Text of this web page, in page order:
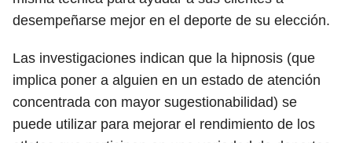
desempeñarse mejor en el deporte de su elección.
Las investigaciones indican que la hipnosis (que
implica poner a alguien en un estado de atención
concentrada con mayor sugestionabilidad) se
puede utilizar para mejorar el rendimiento de los